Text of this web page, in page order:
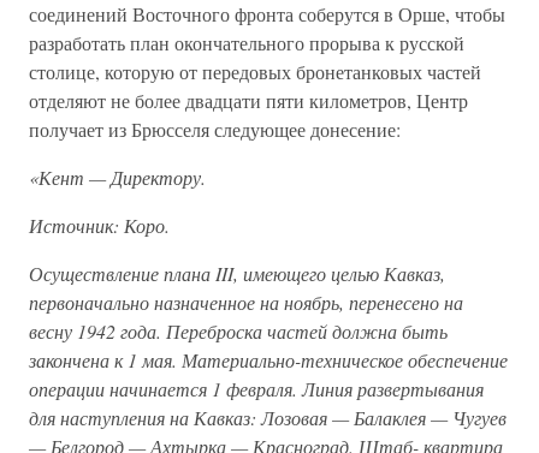
соединений Восточного фронта соберутся в Орше, чтобы
разработать план окончательного прорыва к русской
столице, которую от передовых бронетанковых частей
отделяют не более двадцати пяти километров, Центр
получает из Брюсселя следующее донесение:
«Кент — Директору.
Источник: Коро.
Осуществление плана III, имеющего целью Кавказ,
первоначально назначенное на ноябрь, перенесено на
весну 1942 года. Переброска частей должна быть
закончена к 1 мая. Материально-техническое обеспечение
операции начинается 1 февраля. Линия развертывания
для наступления на Кавказ: Лозовая — Балаклея — Чугуев
— Белгород — Ахтырка — Красноград. Штаб- квартира